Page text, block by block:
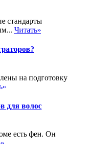
стандарты
Читать»
на подготовку
для волос
есть фен. Он